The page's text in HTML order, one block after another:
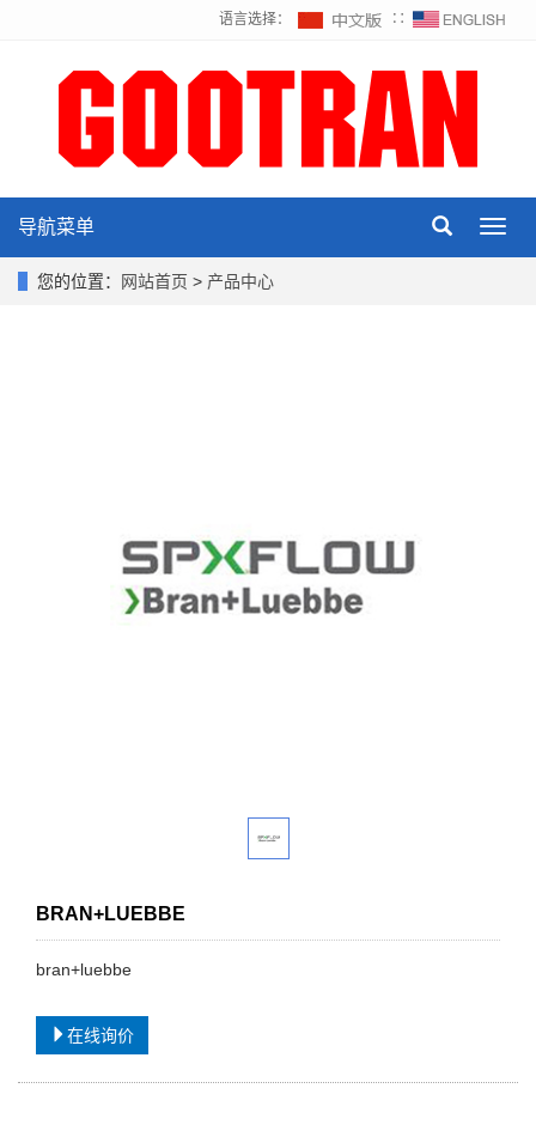
语言选择： ∷
导航菜单
您的位置： 网站首页 > 产品中心
BRAN+LUEBBE
bran+luebbe
在线询价